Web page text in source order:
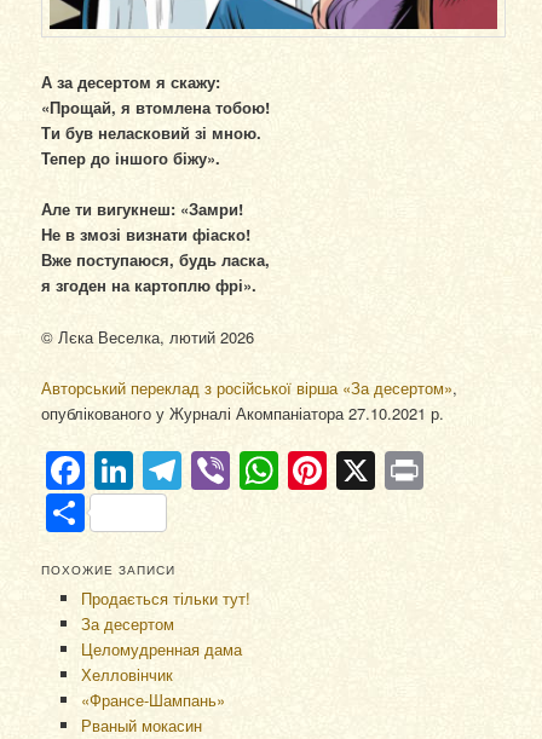
А за десертом я скажу:
«Прощай, я втомлена тобою!
Ти був неласковий зі мною.
Тепер до іншого біжу».
Але ти вигукнеш: «Замри!
Не в змозі визнати фіаско!
Вже поступаюся, будь ласка,
я згоден на картоплю фрі».
© Лєка Веселка, лютий 2026
Авторський переклад з російської вірша «За десертом»,
опублікованого у Журналі Акомпаніатора 27.10.2021 р.
Facebook
LinkedIn
Telegram
ViberWhatsApp
Pinterest
X
Отправить
ПОХОЖИЕ ЗАПИСИ
Продається тільки тут!
За десертом
Целомудренная дама
Хелловінчик
«Франсе-Шампань»
Рваный мокасин